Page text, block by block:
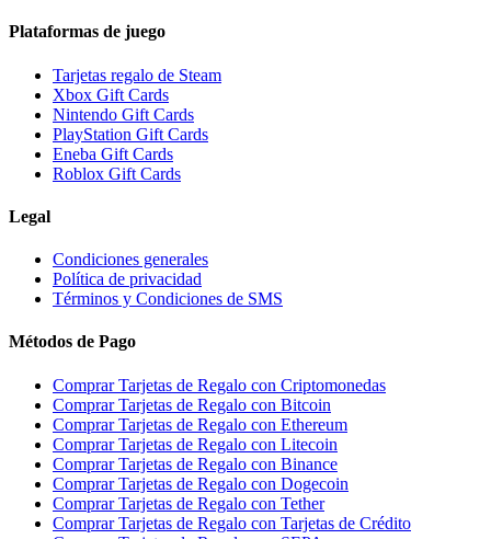
Plataformas de juego
Tarjetas regalo de Steam
Xbox Gift Cards
Nintendo Gift Cards
PlayStation Gift Cards
Eneba Gift Cards
Roblox Gift Cards
Legal
Condiciones generales
Política de privacidad
Términos y Condiciones de SMS
Métodos de Pago
Comprar Tarjetas de Regalo con Criptomonedas
Comprar Tarjetas de Regalo con Bitcoin
Comprar Tarjetas de Regalo con Ethereum
Comprar Tarjetas de Regalo con Litecoin
Comprar Tarjetas de Regalo con Binance
Comprar Tarjetas de Regalo con Dogecoin
Comprar Tarjetas de Regalo con Tether
Comprar Tarjetas de Regalo con Tarjetas de Crédito